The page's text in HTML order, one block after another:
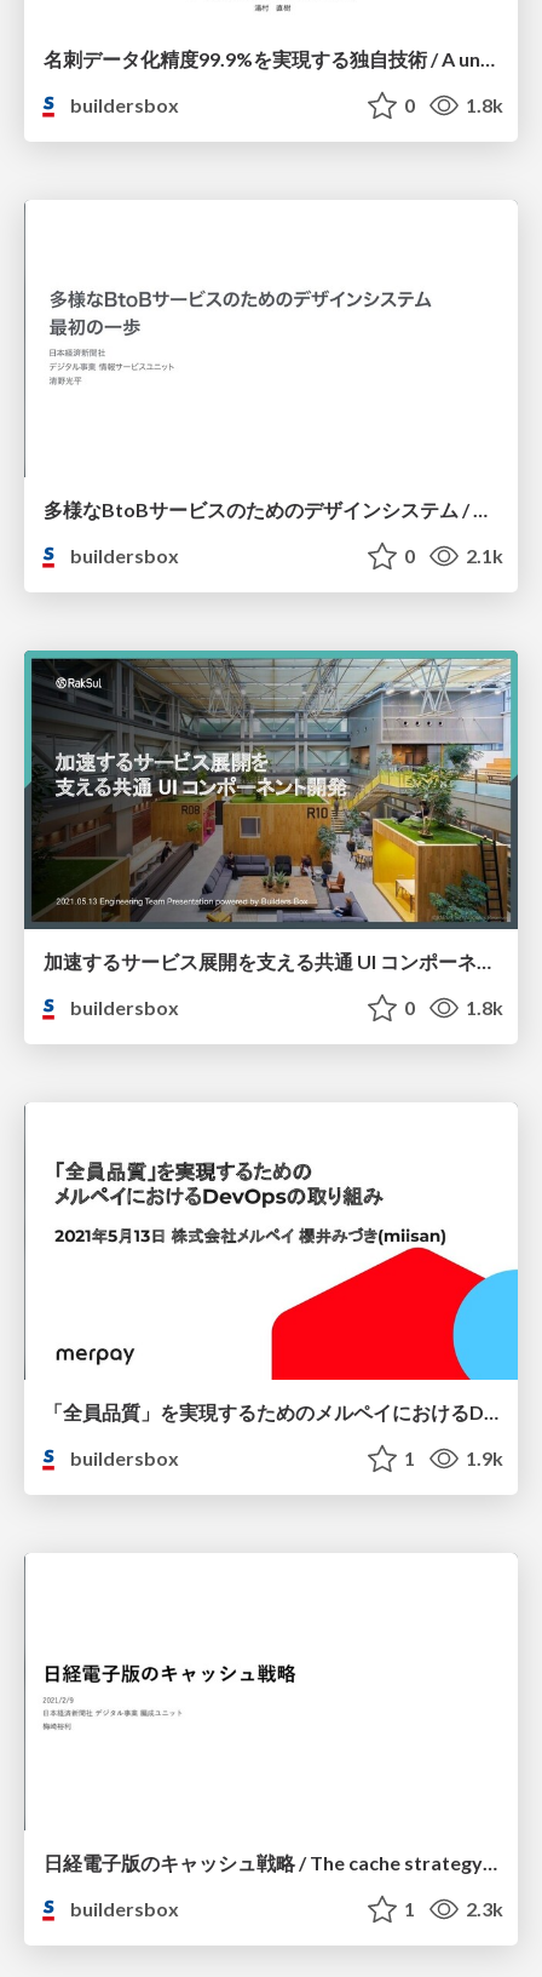
名刺データ化精度99.9%を実現する独自技術 / A unique technology achieved business card data accuracy of 99.9
buildersbox
0 1.8k
多様なBtoBサービスのためのデザインシステム / Design System for various BtoB service
buildersbox
0 2.1k
buildersbox
0 1.8k
「全員品質」を実現するためのメルペイにおけるDevOpsの取り組み / DevOps at Merpay to achieve All for Quality
buildersbox
1 1.9k
日経電子版のキャッシュ戦略 / The cache strategy of the Nikkei online edition
buildersbox
1 2.3k